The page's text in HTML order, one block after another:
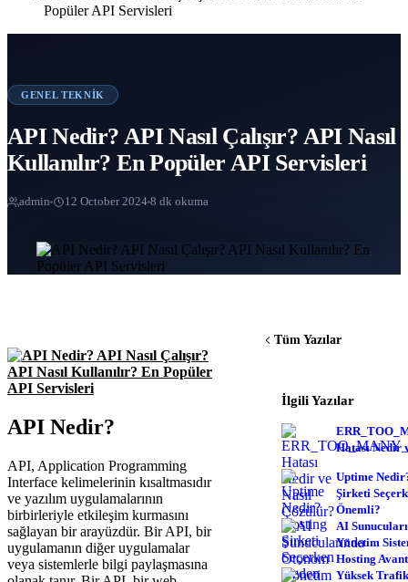
Popüler API Servisleri
GENEL TEKNIK
API Nedir? API Nasıl Çalışır? API Nasıl
Kullanılır? En Popüler API Servisleri
admin 12 October 2024 8 dk okuma
API Nedir?
API, Application Programming
Interface kelimelerinin kısaltmasıdır
ve yazılım uygulamalarının
birbirleriyle etkileşim kurmasını
sağlayan bir arayüzdür. Bir API, bir
uygulamanın diğer uygulamalar
veya sistemlerle bilgi paylaşmasına
Tüm Yazılar
İlgili Yazılar
Hatası Nedir
Uptime
Şirketi
Önemli?
AI
Yönetim
Hosting
Yüksek